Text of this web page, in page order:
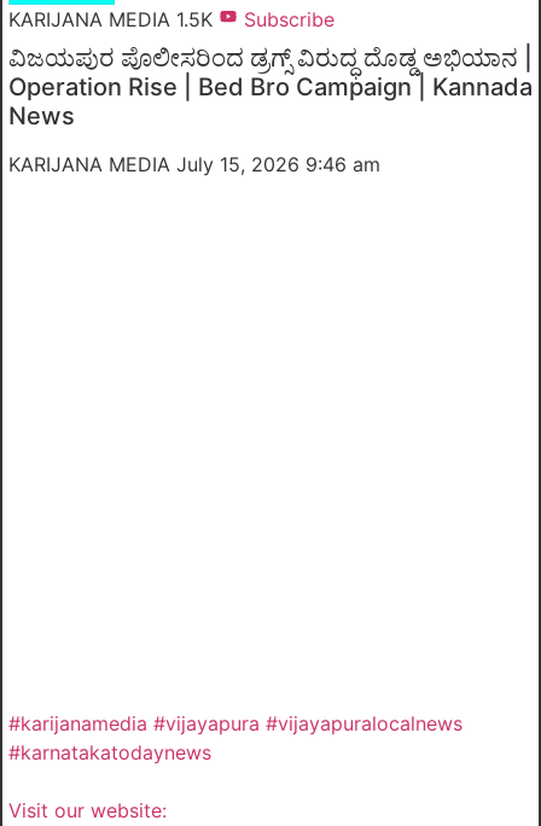
KARIJANA MEDIA 1.5K Subscribe
ವಿಜಯಪುರ ಪೊಲೀಸರಿಂದ ಡ್ರಗ್ಸ್ ವಿರುದ್ಧ ದೊಡ್ಡ ಅಭಿಯಾನ |
Operation Rise | Bed Bro Campaign | Kannada
News
KARIJANA MEDIA July 15, 2026 9:46 am
#karijanamedia #vijayapura #vijayapuralocalnews
#karnatakatodaynews
Visit our website: